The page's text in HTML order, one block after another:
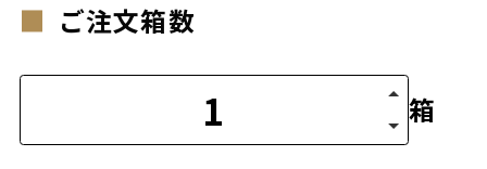
ご注文箱数
箱